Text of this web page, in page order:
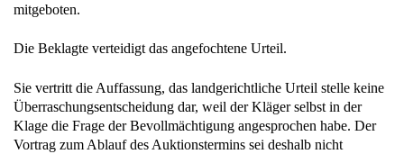
mitgeboten.
Die Beklagte verteidigt das angefochtene Urteil.
Sie vertritt die Auffassung, das landgerichtliche Urteil stelle keine
Überraschungsentscheidung dar, weil der Kläger selbst in der
Klage die Frage der Bevollmächtigung angesprochen habe. Der
Vortrag zum Ablauf des Auktionstermins sei deshalb nicht